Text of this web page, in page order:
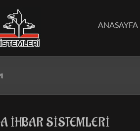
ANASAYFA
İHBAR SİSTEMLERİ